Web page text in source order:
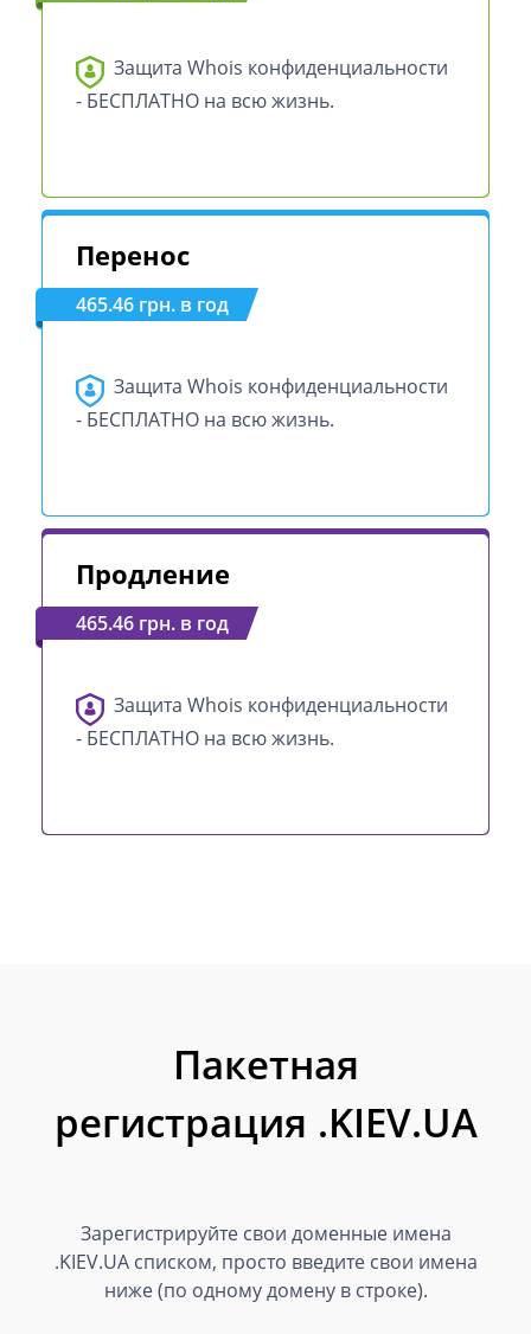
Защита Whois конфиденциальности
- БЕСПЛАТНО на всю жизнь.
Перенос
465.46 грн. в год
Защита Whois конфиденциальности
- БЕСПЛАТНО на всю жизнь.
Продление
465.46 грн. в год
Защита Whois конфиденциальности
- БЕСПЛАТНО на всю жизнь.
Пакетная
регистрация .KIEV.UA
Зарегистрируйте свои доменные имена
.KIEV.UA списком, просто введите свои имена
ниже (по одному домену в строке).